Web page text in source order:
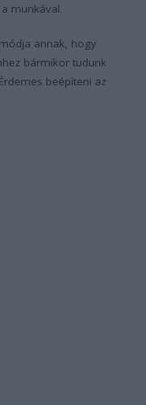
munkával.
annak, hogy
bármikor tudunk
beépíteni az